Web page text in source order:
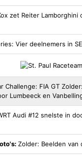
zet Reiter Lamborghini
Vier deelnemers in
Challenge
FIA GT
Lumbeeck en
Audi #12 snelste in
Zolder: Beelden van